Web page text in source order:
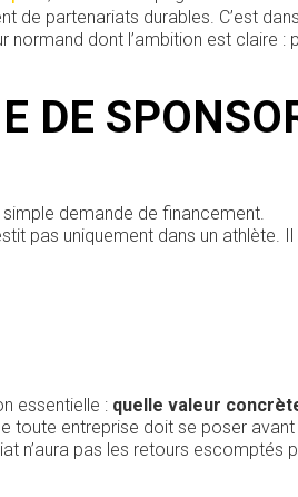
de partenariats durables. C’est
normand dont l’ambition est claire :
DE
demande de financement.
pas uniquement dans un athlète.
essentielle : quelle valeur
toute entreprise doit se poser avant
n’aura pas les retours escomptés